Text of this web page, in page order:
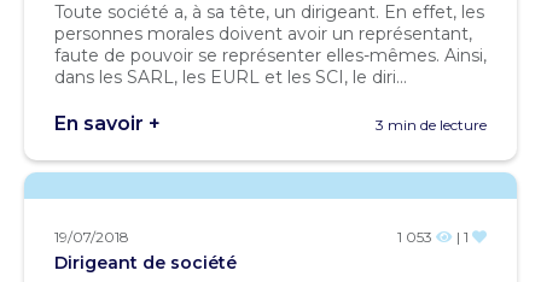
Toute société a, à sa tête, un dirigeant. En effet, les
personnes morales doivent avoir un représentant,
faute de pouvoir se représenter elles-mêmes. Ainsi,
dans les SARL, les EURL et les SCI, le diri...
En savoir + 3 min de lecture
19/07/2018 1 053 | 1
Dirigeant de société